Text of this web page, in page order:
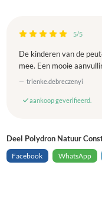
5/5
De kinderen van de
mee. Een mooie
trienke.debreczenyi
aankoop geverifieerd.
Deel Polydron Natuur
Facebook
WhatsApp